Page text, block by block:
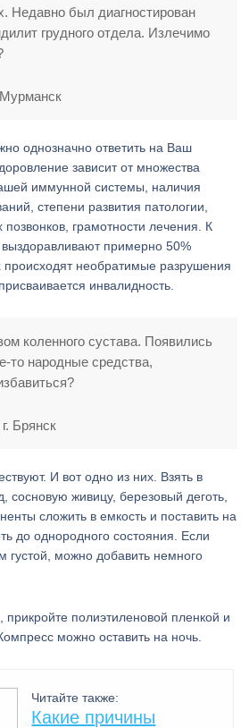
Недавно был диагностирован
грудного отдела. Излечимо
Мурманск
однозначно ответить на Ваш
зависит от множества
иммунной системы, наличия
степени развития патологии,
грамотности лечения. К
примерно 50%
происходят необратимые разрушения
инвалидность.
коленного сустава. Появились
то народные средства,
Брянск
И вот одно из них. Взять в
сосновую живицу, березовый деготь,
сложить в емкость и поставить на
до однородного состояния. Если
густой, можно добавить немного
полиэтиленовой пленкой и
можно оставить на ночь.
Читайте также:
Какие причины